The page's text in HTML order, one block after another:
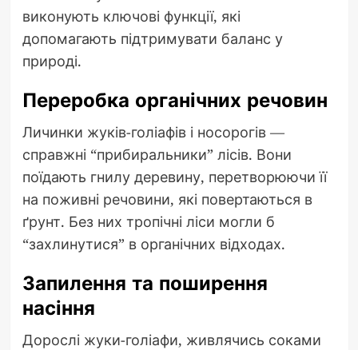
виконують ключові функції, які
допомагають підтримувати баланс у
природі.
Переробка органічних речовин
Личинки жуків-голіафів і носорогів —
справжні “прибиральники” лісів. Вони
поїдають гнилу деревину, перетворюючи її
на поживні речовини, які повертаються в
ґрунт. Без них тропічні ліси могли б
“захлинутися” в органічних відходах.
Запилення та поширення
насіння
Дорослі жуки-голіафи, живлячись соками